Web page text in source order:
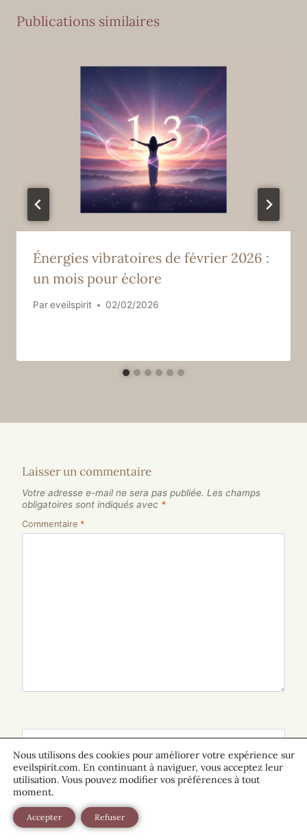
Publications similaires
Énergies vibratoires de février 2026 :
un mois pour éclore
Pareveilspirit 02/02/2026
Laisser un commentaire
Votre adresse e-mail ne sera pas publiée. Les champs
obligatoires sont indiqués avec *
Commentaire *
E-mail*
Nous utilisons des cookies pour améliorer votre expérience sur
eveilspirit.com. En continuant à naviguer, vous acceptez leur
utilisation. Vous pouvez modifier vos préférences à tout
moment.
Accepter Refuser